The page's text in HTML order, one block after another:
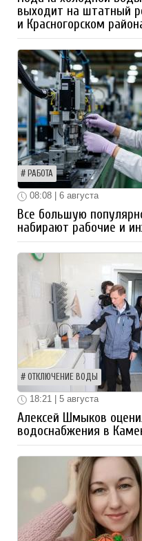
выходит на штатный
и Красногорском
РАБОТА
08:08 | 6 августа
Все большую
набирают рабочие и
ОТКЛЮЧЕНИЕ ВОДЫ
18:21 | 5 августа
Алексей Шмыков
водоснабжения в